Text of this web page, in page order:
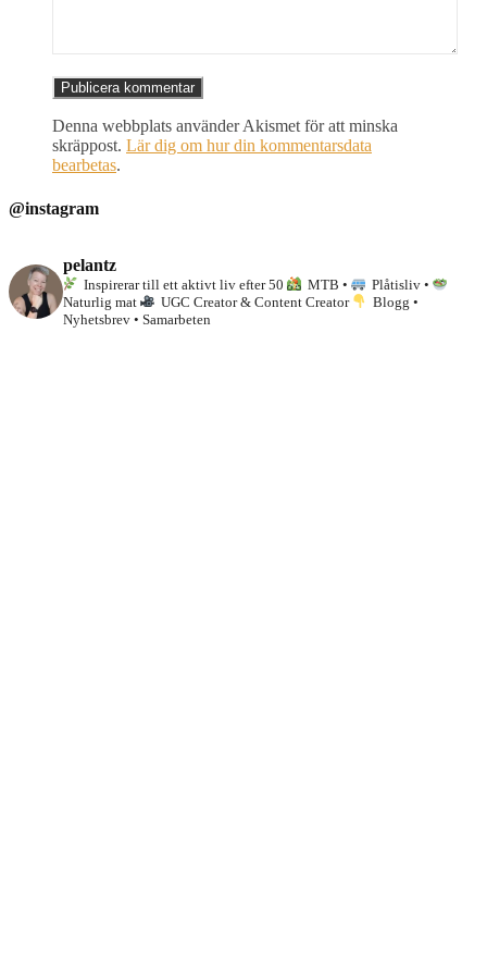
Denna webbplats använder Akismet för att minska
skräppost. Lär dig om hur din kommentarsdata
bearbetas.
@instagram
pelantz
Inspirerar till ett aktivt liv efter 50 MTB •
Plåtisliv •
Naturlig mat
UGC Creator & Content Creator
Blogg •
Nyhetsbrev • Samarbeten